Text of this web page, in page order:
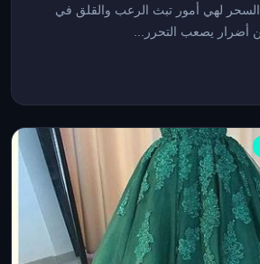
السحر لهي أمور تبث الرعب والقلق في
أضرار يصعب التحرر...